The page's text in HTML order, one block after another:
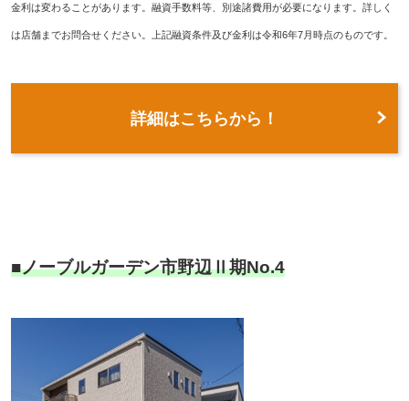
金利は変わることがあります。融資手数料等、別途諸費用が必要になります。詳しく
は店舗までお問合せください。上記融資条件及び金利は令和6年7月時点のものです。
詳細はこちらから！
■ノーブルガーデン市野辺Ⅱ期No.4